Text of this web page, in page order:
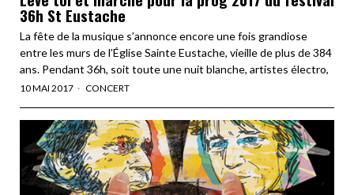
36h St Eustache
La fête de la musique s’annonce encore une fois grandiose
entre les murs de l’Église Sainte Eustache, vieille de plus de 384
ans. Pendant 36h, soit toute une nuit blanche, artistes électro,
10 MAI 2017 CONCERT